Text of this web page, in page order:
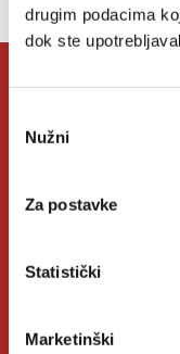
drugim podacima
dok ste
pristanka
Nužni
Za postavke
Statistički
Marketinški